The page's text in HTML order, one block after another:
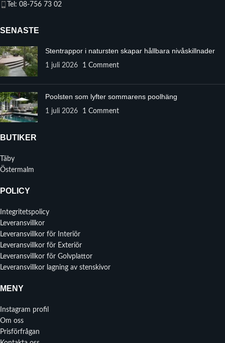
Tel: 08-756 73 02
SENASTE
Stentrappor i natursten skapar hållbara nivåskillnader
1 juli 2026 1 Comment
Poolsten som lyfter sommarens poolhäng
1 juli 2026 1 Comment
BUTIKER
Täby
Östermalm
POLICY
Integritetspolicy
Leveransvillkor
Leveransvillkor för Interiör
Leveransvillkor för Exteriör
Leveransvillkor för Golvplattor
Leveransvillkor lagning av stenskivor
MENY
Instagram profil
Om oss
Prisförfrågan